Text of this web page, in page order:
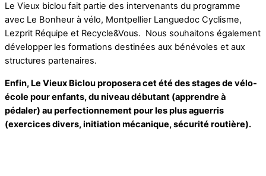
Le Vieux biclou fait partie des intervenants du programme
avec Le Bonheur à vélo, Montpellier Languedoc Cyclisme,
Lezprit Réquipe et Recycle&Vous. Nous souhaitons également
développer les formations destinées aux bénévoles et aux
structures partenaires.
Enfin, Le Vieux Biclou proposera cet été des stages de vélo-
école pour enfants, du niveau débutant (apprendre à
pédaler) au perfectionnement pour les plus aguerris
(exercices divers, initiation mécanique, sécurité routière).